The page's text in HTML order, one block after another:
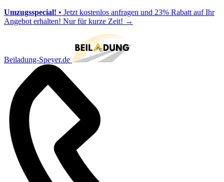
Umzugsspecial! • Jetzt kostenlos anfragen und 23% Rabatt auf Ihr
Angebot erhalten! Nur für kurze Zeit! →
Beiladung-Speyer.de